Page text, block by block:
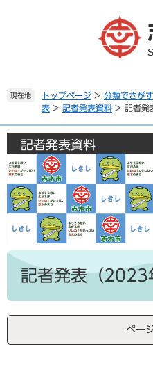
。
て
文
へ
現在地 トップページ > 分類でさがす
表 > 記者発表資料 > 記者発
記者発表資料
本
記者発表（
ペー